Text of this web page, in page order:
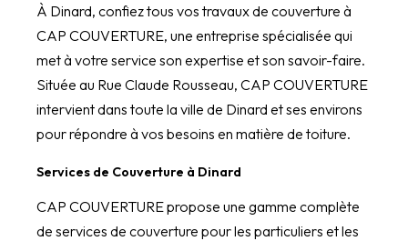
À Dinard, confiez tous vos travaux de couverture à
CAP COUVERTURE, une entreprise spécialisée qui
met à votre service son expertise et son savoir-faire.
Située au Rue Claude Rousseau, CAP COUVERTURE
intervient dans toute la ville de Dinard et ses environs
pour répondre à vos besoins en matière de toiture.
Services de Couverture à Dinard
CAP COUVERTURE propose une gamme complète
de services de couverture pour les particuliers et les